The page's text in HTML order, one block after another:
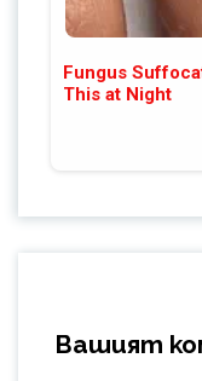
Fungus
This at Night
Вашият